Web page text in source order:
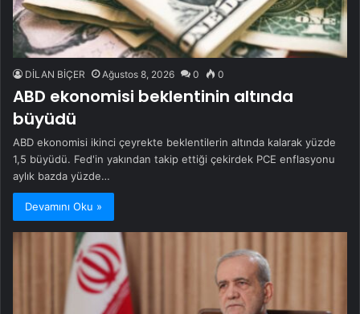
DİLAN BİÇER Ağustos 8, 2026 0 0
ABD ekonomisi beklentinin altında
büyüdü
ABD ekonomisi ikinci çeyrekte beklentilerin altında kalarak yüzde
1,5 büyüdü. Fed'in yakından takip ettiği çekirdek PCE enflasyonu
aylık bazda yüzde…
Devamını Oku »